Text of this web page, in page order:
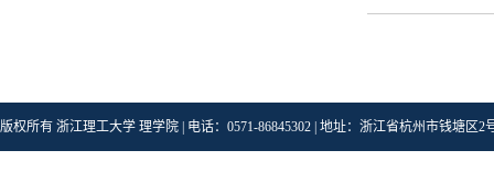
版权所有 浙江理工大学 理学院 | 电话：0571-86845302 | 地址：浙江省杭州市钱塘区